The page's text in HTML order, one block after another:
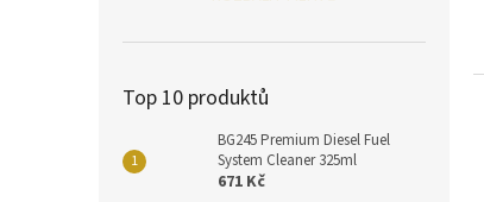
Top 10 produktů
BG245 Premium Diesel Fuel
System Cleaner 325ml
671 Kč